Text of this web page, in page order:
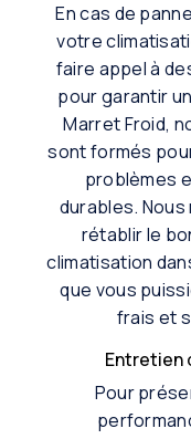
En cas de
votre
faire appel à
pour garantir
Marret Froid,
sont formés
problèmes
durables.
rétablir le
climatisation
que vous
frais et
Entretien
Pour